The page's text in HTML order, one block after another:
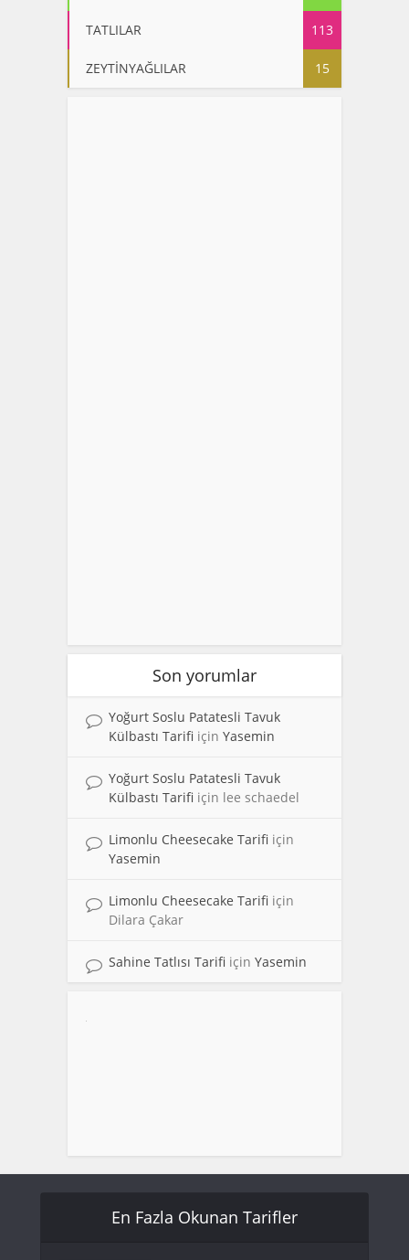
TATLILAR 113
ZEYTİNYAĞLILAR 15
Son yorumlar
Yoğurt Soslu Patatesli Tavuk
Külbastı Tarifi için Yasemin
Yoğurt Soslu Patatesli Tavuk
Külbastı Tarifi için lee schaedel
Limonlu Cheesecake Tarifi için
Yasemin
Limonlu Cheesecake Tarifi için
Dilara Çakar
Sahine Tatlısı Tarifi için Yasemin
En Fazla Okunan Tarifler